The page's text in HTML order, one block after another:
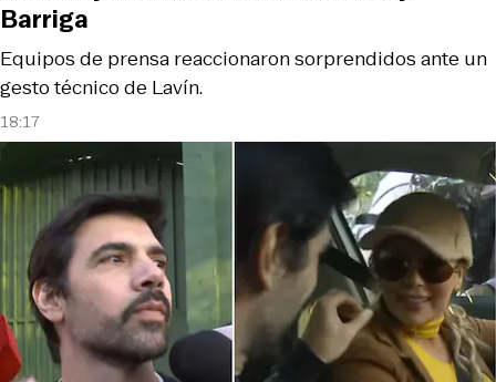
18:17
Equipos de prensa reaccionaron sorprendidos ante un
gesto técnico de Lavín.
Barriga